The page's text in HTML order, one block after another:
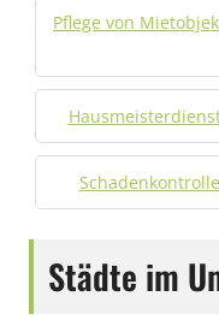
Pflege von
Schadenkontrolle
Städte im